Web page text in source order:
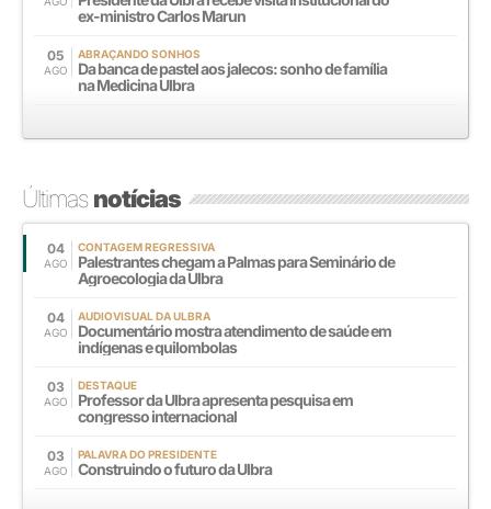
ex-ministro Carlos Marun
05
AGO
ABRAÇANDO SONHOS
Da banca de pastel aos jalecos: sonho de família
na Medicina Ulbra
Últimasnotícias
04
AGO
CONTAGEM REGRESSIVA
Palestrantes chegam a Palmas para Seminário de
Agroecologia da Ulbra
04
AGO
AUDIOVISUAL DA ULBRA
Documentário mostra atendimento de saúde em
indígenas e quilombolas
03
AGO
DESTAQUE
Professor da Ulbra apresenta pesquisa em
congresso internacional
03
AGO
PALAVRA DO PRESIDENTE
Construindo o futuro da Ulbra